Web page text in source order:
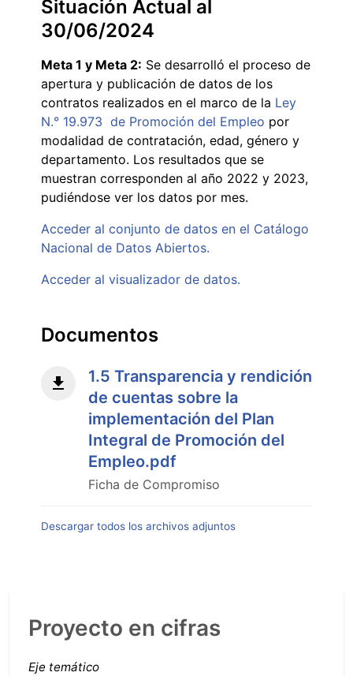
Situación Actual al
30/06/2024
Meta 1 y Meta 2: Se desarrolló el proceso de
apertura y publicación de datos de los
contratos realizados en el marco de la Ley
N.° 19.973 de Promoción del Empleo por
modalidad de contratación, edad, género y
departamento. Los resultados que se
muestran corresponden al año 2022 y 2023,
pudiéndose ver los datos por mes.
Acceder al conjunto de datos en el Catálogo
Nacional de Datos Abiertos.
Acceder al visualizador de datos.
Documentos
1.5 Transparencia y rendición
de cuentas sobre la
implementación del Plan
Integral de Promoción del
Empleo.pdf
Ficha de Compromiso
Descargar todos los archivos adjuntos
Proyecto en cifras
Eje temático